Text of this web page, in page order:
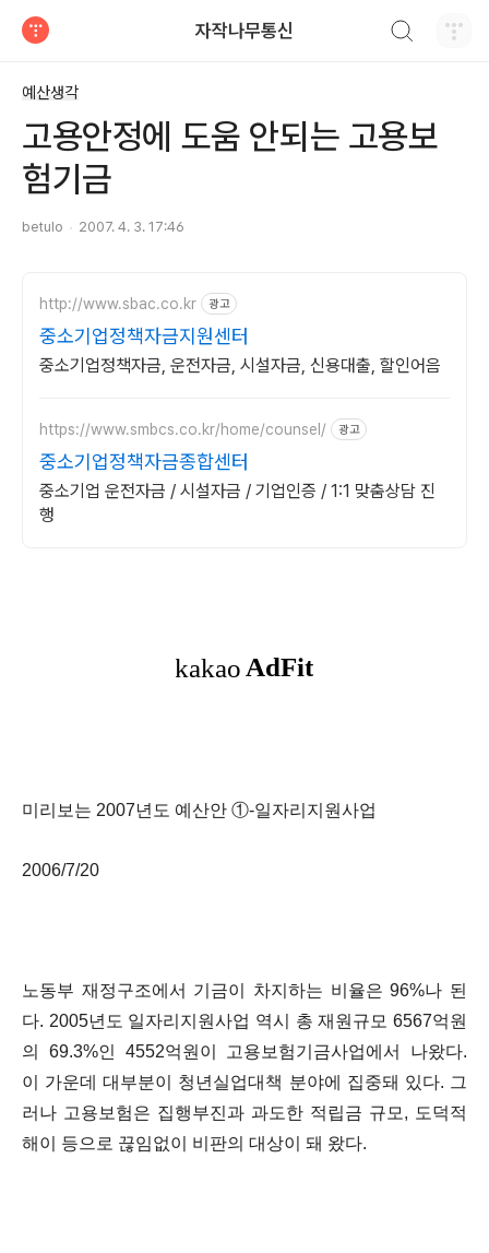
자작나무통신
예산생각
고용안정에 도움 안되는 고용보
험기금
betulo 2007. 4. 3. 17:46
http://www.sbac.co.kr 광고
중소기업정책자금지원센터
중소기업정책자금, 운전자금, 시설자금, 신용대출, 할인어음
https://www.smbcs.co.kr/home/counsel/ 광고
중소기업정책자금종합센터
중소기업 운전자금 / 시설자금 / 기업인증 / 1:1 맞춤상담 진
행
미리보는 2007년도 예산안 ①-일자리지원사업
2006/7/20
노동부 재정구조에서 기금이 차지하는 비율은 96%나 된
다. 2005년도 일자리지원사업 역시 총 재원규모 6567억원
의 69.3%인 4552억원이 고용보험기금사업에서 나왔다.
이 가운데 대부분이 청년실업대책 분야에 집중돼 있다. 그
러나 고용보험은 집행부진과 과도한 적립금 규모, 도덕적
해이 등으로 끊임없이 비판의 대상이 돼 왔다.